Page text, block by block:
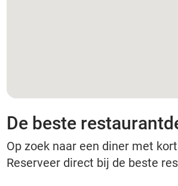
De beste
Op zoek naar een diner met
Reserveer direct bij de beste